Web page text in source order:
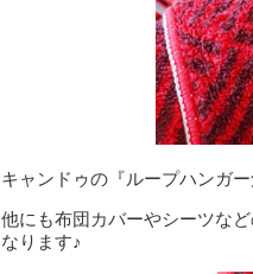
キャンドゥの『ループハンガ
他にも布団カバーやシーツな
なります♪